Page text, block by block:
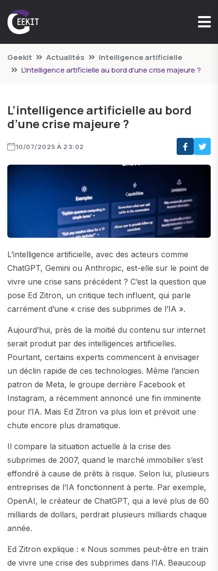
Geekit Actualités
Intelligence artificielle
L’intelligence artificielle au bord d’une crise majeure ?
L’intelligence artificielle au bord
d’une crise majeure ?
10/07/2025 À 23:02
L’intelligence artificielle, avec des acteurs comme
ChatGPT, Gemini ou Anthropic, est-elle sur le point de
vivre une crise sans précédent ? C’est la question que
pose Ed Zitron, un critique tech influent, qui parle
carrément d’une « crise des subprimes de l’IA ».
Aujourd’hui, près de la moitié du contenu sur internet
serait produit par des intelligences artificielles.
Pourtant, certains experts commencent à envisager
un déclin rapide de ces technologies. Même l’ancien
patron de Meta, le groupe derrière Facebook et
Instagram, a récemment annoncé une fin imminente
pour l’IA. Mais Ed Zitron va plus loin et prévoit une
chute encore plus dramatique.
Il compare la situation actuelle à la crise des
subprimes de 2007, quand le marché immobilier s’est
effondré à cause de prêts à risque. Selon lui, plusieurs
entreprises de l’IA fonctionnent à perte. Par exemple,
OpenAI, le créateur de ChatGPT, qui a levé plus de 60
milliards de dollars, perdrait plusieurs milliards chaque
année.
Ed Zitron explique : « Nous sommes peut-être en train
de vivre une crise des subprimes dans l’IA. Beaucoup